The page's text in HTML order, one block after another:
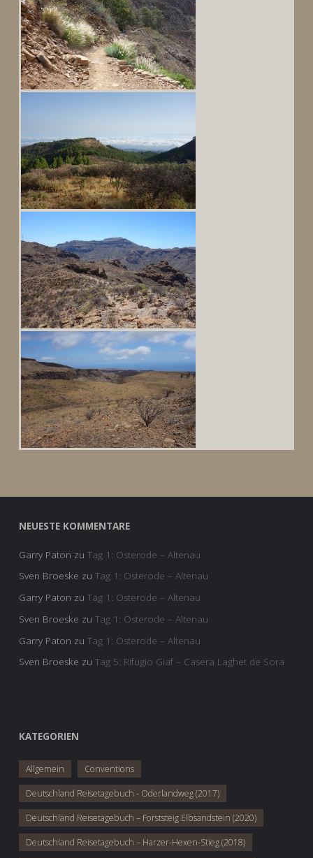
NEUESTE KOMMENTARE
Garry Paton zu Tag 1: Osterode – Altenau
Sven Broeske zu Tag 1: Osterode – Altenau
Garry Paton zu Tag 1: Osterode – Altenau
Sven Broeske zu Tag 1: Osterode – Altenau
Garry Paton zu Tag 1: Osterode – Altenau
Sven Broeske zu Tag 5: Rifugio Giaf – Casera Laghet de Sora
KATEGORIEN
Allgemein Conventions
Deutschland Reisetagebuch - Oderlandweg (2017)
Deutschland Reisetagebuch – Forststeig Elbsandstein (2020)
Deutschland Reisetagebuch – Harzer-Hexen-Stieg (2018)